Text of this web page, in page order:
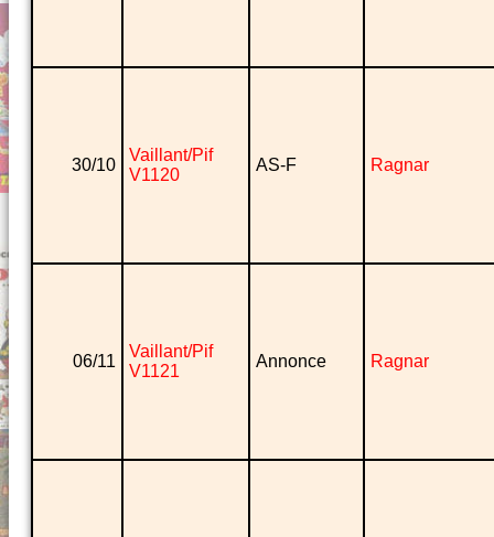
30/10
Vaillant/Pif
V1120
AS-F Ragnar
06/11
Vaillant/Pif
V1121
Annonce Ragnar